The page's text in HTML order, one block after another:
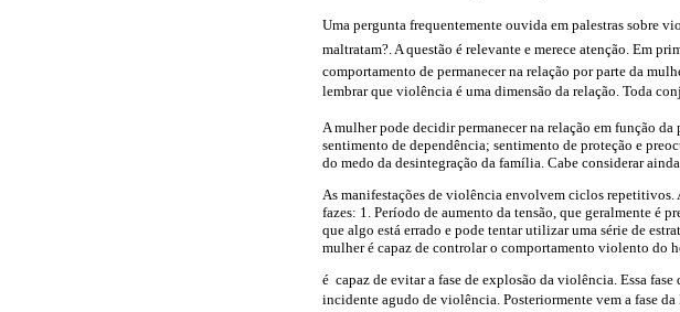
Uma pergunta frequentemente ouvida em palestras sobre
maltratam?. A questão é relevante e merece atenção. Em
comportamento de permanecer na relação por parte da
lembrar que violência é uma dimensão da relação. Toda
A mulher pode decidir permanecer na relação em função
sentimento de dependência; sentimento de proteção e
do medo da desintegração da família. Cabe considerar
As manifestações de violência envolvem ciclos
fazes: 1. Período de aumento da tensão, que geralmente é
que algo está errado e pode tentar utilizar uma série de
mulher é capaz de controlar o comportamento violento do
é capaz de evitar a fase de explosão da violência. Essa
incidente agudo de violência. Posteriormente vem a fase da